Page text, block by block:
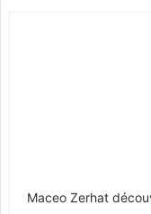
Maceo Zerhat